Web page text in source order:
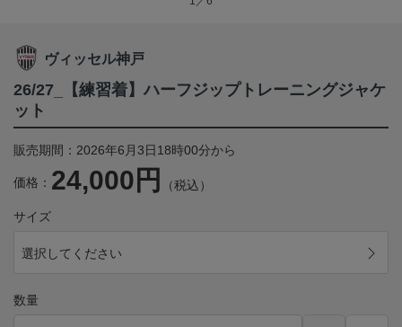
ヴィッセル神戸
26/27_【練習着】ハーフジップトレーニングジャケ
ット
販売期間：2026年6月3日18時00分から
価格： 24,000円 （税込）
サイズ
選択してください
数量